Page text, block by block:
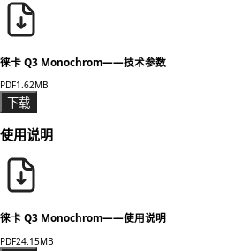
徕卡 Q3 Monochrom——技术参数
PDF1.62MB
下载
使用说明
徕卡 Q3 Monochrom——使用说明
PDF24.15MB